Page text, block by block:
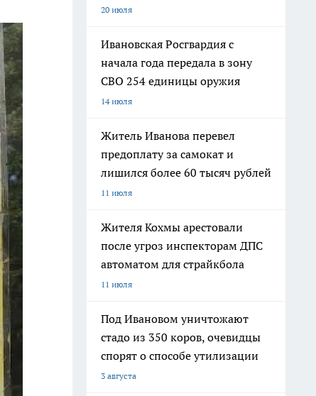
20 июля
Ивановская Росгвардия с
начала года передала в зону
СВО 254 единицы оружия
14 июля
Житель Иванова перевел
предоплату за самокат и
лишился более 60 тысяч рублей
11 июля
Жителя Кохмы арестовали
после угроз инспекторам ДПС
автоматом для страйкбола
11 июля
Под Ивановом уничтожают
стадо из 350 коров, очевидцы
спорят о способе утилизации
3 августа